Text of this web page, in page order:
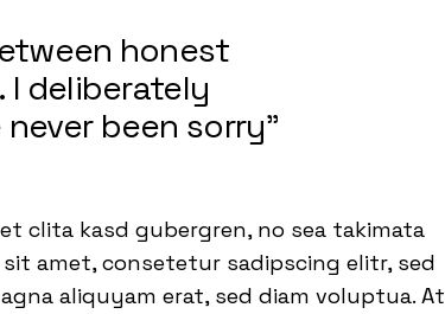
honest
deliberately
been sorry”
clita kasd gubergren, no sea takimata
amet, consetetur sadipscing elitr, sed
aliquyam erat, sed diam voluptua. At